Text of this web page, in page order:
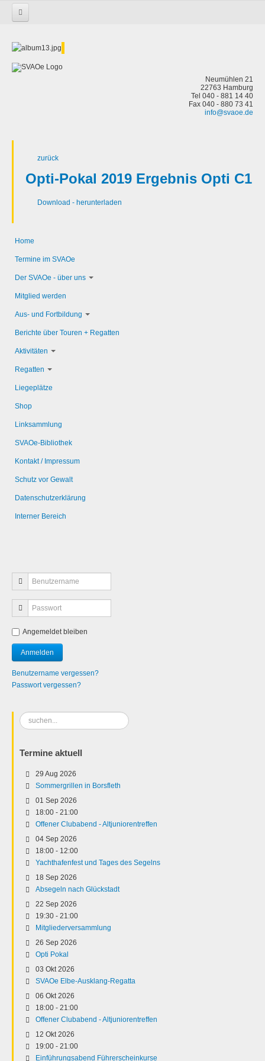
Neumühlen 21
22763 Hamburg
Tel 040 - 881 14 40
Fax 040 - 880 73 41
info@svaoe.de
zurück
Opti-Pokal 2019 Ergebnis Opti C1
Download - herunterladen
Home
Termine im SVAOe
Der SVAOe - über uns
Mitglied werden
Aus- und Fortbildung
Berichte über Touren + Regatten
Aktivitäten
Regatten
Liegeplätze
Shop
Linksammlung
SVAOe-Bibliothek
Kontakt / Impressum
Schutz vor Gewalt
Datenschutzerklärung
Interner Bereich
Angemeldet bleiben
Benutzername vergessen?
Passwort vergessen?
Suchen
...
Termine aktuell
29 Aug 2026
Sommergrillen in Borsfleth
01 Sep 2026
18:00 - 21:00
Offener Clubabend - Altjuniorentreffen
04 Sep 2026
18:00 - 12:00
Yachthafenfest und Tages des Segelns
18 Sep 2026
Absegeln nach Glückstadt
22 Sep 2026
19:30 - 21:00
Mitgliederversammlung
26 Sep 2026
Opti Pokal
03 Okt 2026
SVAOe Elbe-Ausklang-Regatta
06 Okt 2026
18:00 - 21:00
Offener Clubabend - Altjuniorentreffen
12 Okt 2026
19:00 - 21:00
Einführungsabend Führerscheinkurse